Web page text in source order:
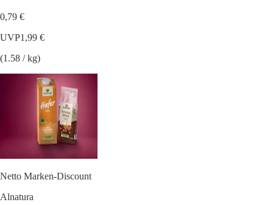
0,79 €
UVP1,99 €
(1.58 / kg)
Netto Marken-Discount
Alnatura